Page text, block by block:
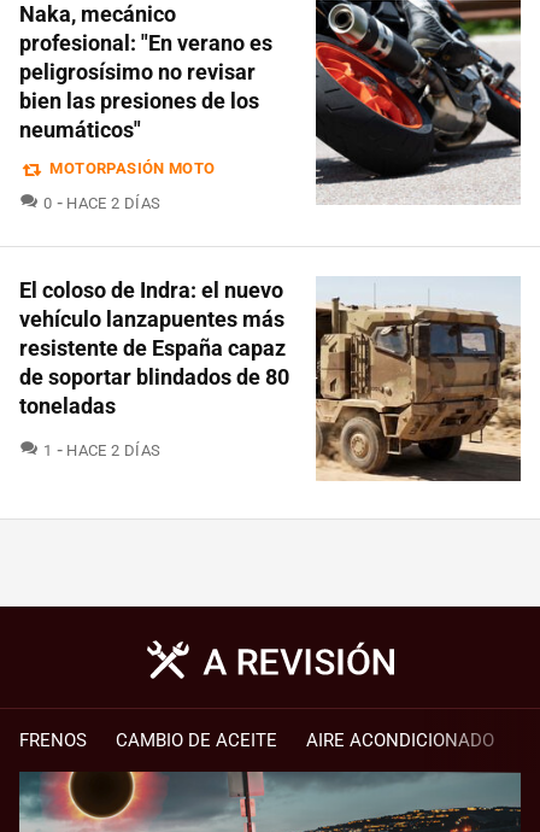
Naka, mecánico
profesional: "En verano es
peligrosísimo no revisar
bien las presiones de los
neumáticos"
MOTORPASIÓN MOTO
0 COMENTARIOS
HACE 2 DÍAS
El coloso de Indra: el nuevo
vehículo lanzapuentes más
resistente de España capaz
de soportar blindados de 80
toneladas
1 COMENTARIOS
HACE 2 DÍAS
FRENOS CAMBIO DE ACEITE AIRE ACONDICIONADO